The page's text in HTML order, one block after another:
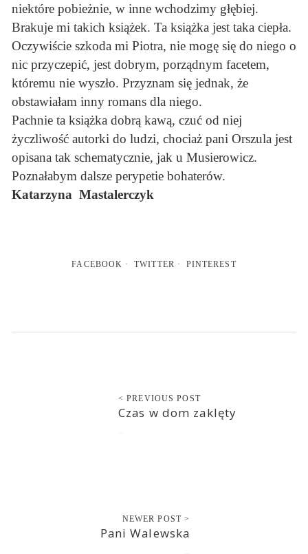
niektóre pobieżnie, w inne wchodzimy głębiej.
Brakuje mi takich książek. Ta książka jest taka ciepła.
Oczywiście szkoda mi Piotra, nie mogę się do niego o
nic przyczepić, jest dobrym, porządnym facetem,
któremu nie wyszło. Przyznam się jednak, że
obstawiałam inny romans dla niego.
Pachnie ta książka dobrą kawą, czuć od niej
życzliwość autorki do ludzi, chociaż pani Orszula jest
opisana tak schematycznie, jak u Musierowicz.
Poznałabym dalsze perypetie bohaterów.
Katarzyna Mastalerczyk
FACEBOOK TWITTER PINTEREST
< PREVIOUS POST
Czas w dom zaklęty
NEWER POST >
Pani Walewska